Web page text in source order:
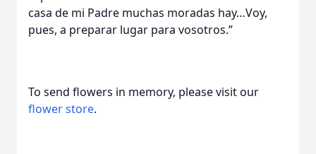
casa de mi Padre muchas moradas hay…Voy,
pues, a preparar lugar para vosotros.”
To send flowers in memory, please visit our
flower store.